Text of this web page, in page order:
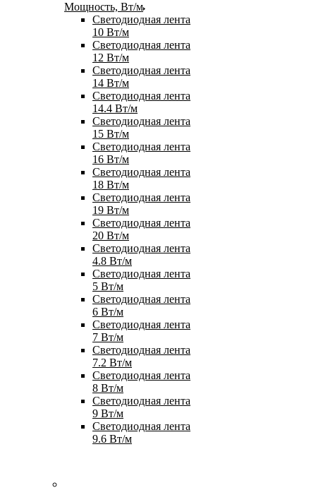
Мощность, Вт/м
Светодиодная лента
10 Вт/м
Светодиодная лента
12 Вт/м
Светодиодная лента
14 Вт/м
Светодиодная лента
14.4 Вт/м
Светодиодная лента
15 Вт/м
Светодиодная лента
16 Вт/м
Светодиодная лента
18 Вт/м
Светодиодная лента
19 Вт/м
Светодиодная лента
20 Вт/м
Светодиодная лента
4.8 Вт/м
Светодиодная лента
5 Вт/м
Светодиодная лента
6 Вт/м
Светодиодная лента
7 Вт/м
Светодиодная лента
7.2 Вт/м
Светодиодная лента
8 Вт/м
Светодиодная лента
9 Вт/м
Светодиодная лента
9.6 Вт/м